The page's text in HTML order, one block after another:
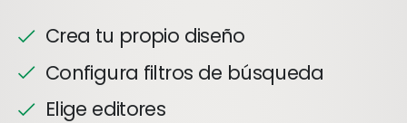
Crea tu propio diseño
Configura filtros de búsqueda
Elige editores